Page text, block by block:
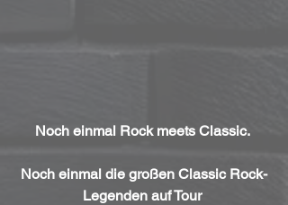
Noch einmal Rock meets Classic.
Noch einmal die großen Classic Rock-
Legenden auf Tour